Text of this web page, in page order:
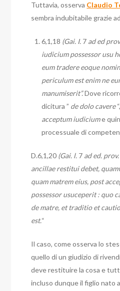
Tuttavia, osserva Claudio
sembra indubitabile grazie
6,1,18 (Gai. I. 7 ad ed
iudicium possessor usu
eum tradere eoque
periculum est enim ne
manumiserit”.Dove
dicitura ” de dolo cavere
acceptum iudiciume
processuale di
D.6,1,20 (Gai. l. 7 ad ed.
ancillae restitui debet,
quam matrem eius, post
possessor usuceperit : quo
de matre, et traditio et
est.“
Il caso, come osserva lo
quello di un giudizio di
deve restituire la cosa e
incluso dunque il figlio nato